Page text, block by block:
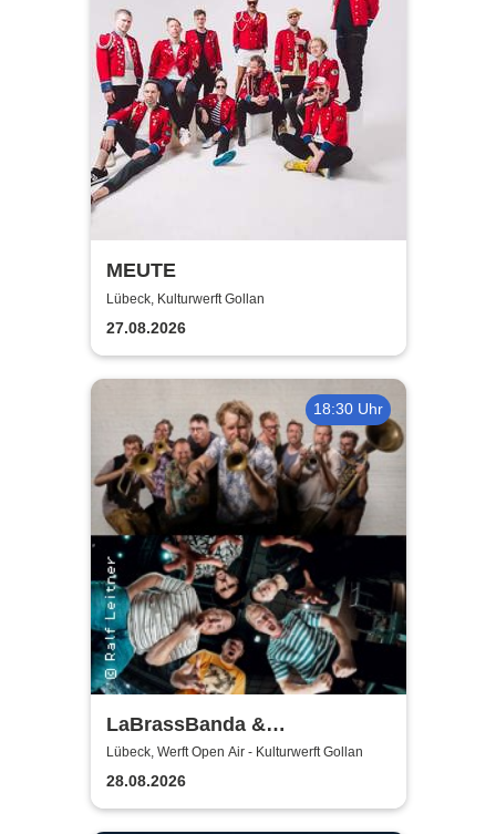
MEUTE
Lübeck, Kulturwerft Gollan
27.08.2026
18:30 Uhr
LaBrassBanda &
Fäaschtbänkler
Lübeck, Werft Open Air - Kulturwerft Gollan
28.08.2026